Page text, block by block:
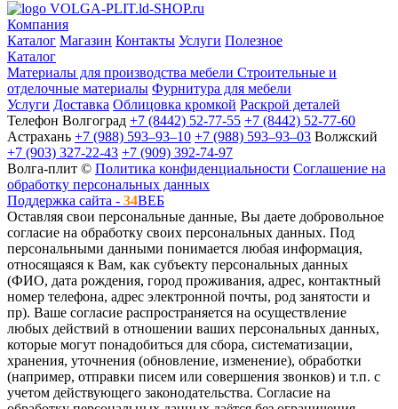
VOLGA-PLIT.ld-SHOP.ru
Компания
Каталог Магазин Контакты Услуги Полезное
Каталог
Материалы для производства мебели Строительные и
отделочные материалы Фурнитура для мебели
Услуги Доставка Облицовка кромкой Раскрой деталей
Телефон Волгоград +7 (8442) 52-77-55 +7 (8442) 52-77-60
Астрахань +7 (988) 593‒93‒10 +7 (988) 593‒93‒03 Волжский
+7 (903) 327-22-43 +7 (909) 392-74-97
Волга-плит © Политика конфиденциальности Соглашение на
обработку персональных данных
Поддержка сайта - 34ВЕБ
Оставляя свои персональные данные, Вы даете добровольное
согласие на обработку своих персональных данных. Под
персональными данными понимается любая информация,
относящаяся к Вам, как субъекту персональных данных
(ФИО, дата рождения, город проживания, адрес, контактный
номер телефона, адрес электронной почты, род занятости и
пр). Ваше согласие распространяется на осуществление
любых действий в отношении ваших персональных данных,
которые могут понадобиться для сбора, систематизации,
хранения, уточнения (обновление, изменение), обработки
(например, отправки писем или совершения звонков) и т.п. с
учетом действующего законодательства. Согласие на